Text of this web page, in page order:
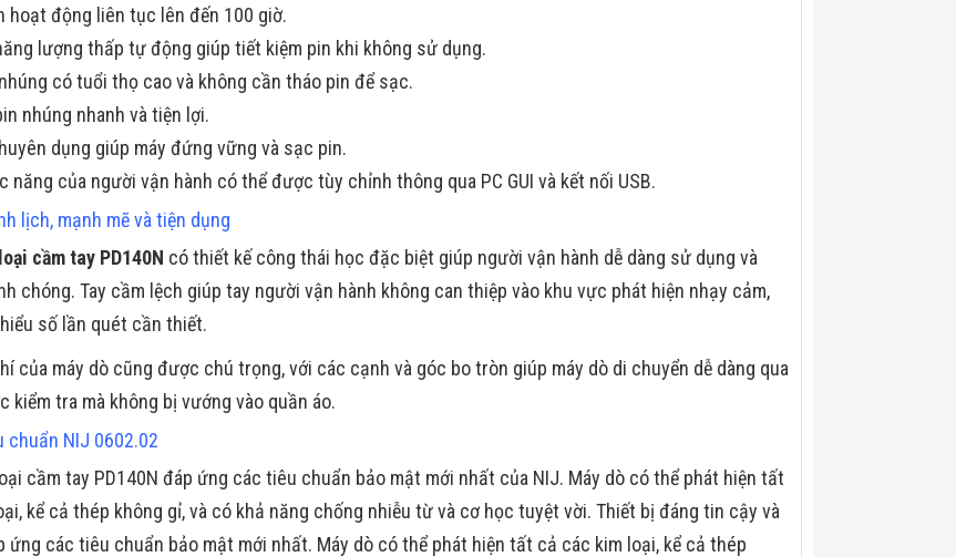
hoạt động liên tục lên đến 100 giờ.
lượng thấp tự động giúp tiết kiệm pin khi không sử dụng.
có tuổi thọ cao và không cần tháo pin để sạc.
nhúng nhanh và tiện lợi.
dụng giúp máy đứng vững và sạc pin.
năng của người vận hành có thể được tùy chỉnh thông qua PC GUI và kết nối USB.
lịch, mạnh mẽ và tiện dụng
cầm tay PD140N có thiết kế công thái học đặc biệt giúp người vận hành dễ dàng sử dụng và
chóng. Tay cầm lệch giúp tay người vận hành không can thiệp vào khu vực phát hiện nhạy cảm,
số lần quét cần thiết.
của máy dò cũng được chú trọng, với các cạnh và góc bo tròn giúp máy dò di chuyển dễ dàng qua
kiểm tra mà không bị vướng vào quần áo.
chuẩn NIJ 0602.02
cầm tay PD140N đáp ứng các tiêu chuẩn bảo mật mới nhất của NIJ. Máy dò có thể phát hiện tất
kể cả thép không gỉ, và có khả năng chống nhiễu từ và cơ học tuyệt vời. Thiết bị đáng tin cậy và
ứng các tiêu chuẩn bảo mật mới nhất. Máy dò có thể phát hiện tất cả các kim loại, kể cả thép